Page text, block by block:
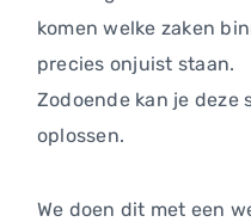
komen welke zaken
precies onjuist staan.
Zodoende kan je deze
oplossen.
We doen dit met een